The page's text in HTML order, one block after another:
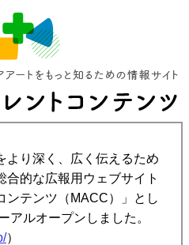
より深く、広く伝えるため
的な広報用ウェブサイト
ンテンツ（MACC）」とし
アルオープンしました。
）